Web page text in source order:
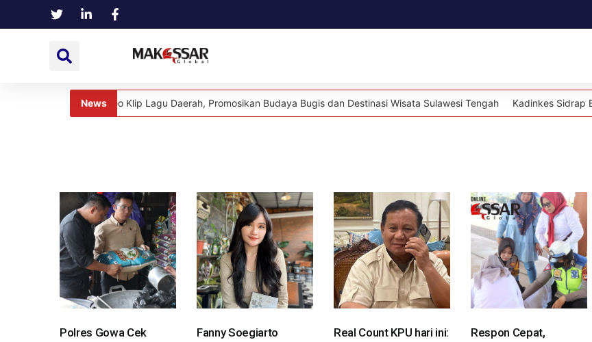
News
Tiga Video Klip Lagu Daerah, Promosikan Budaya Bugis dan Destinasi Wisata Sulawesi Tengah Kadinkes Sidrap Beberkan
Polres Gowa Cek
Fanny Soegiarto
Real Count KPU hari ini:
Respon Cepat,